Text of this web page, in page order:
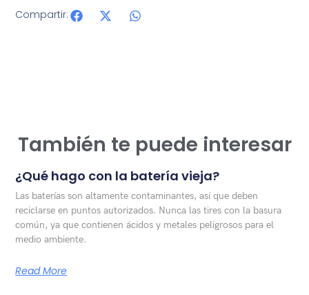
Compartir:
También te puede interesar
¿Qué hago con la batería vieja?
Las baterías son altamente contaminantes, así que deben
reciclarse en puntos autorizados. Nunca las tires con la basura
común, ya que contienen ácidos y metales peligrosos para el
medio ambiente.
Read More